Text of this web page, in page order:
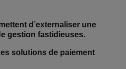
d’externaliser une
gestion fastidieuses.
solutions de paiement